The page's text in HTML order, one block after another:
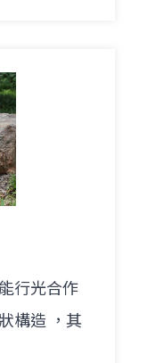
行光合作
構造 ，其